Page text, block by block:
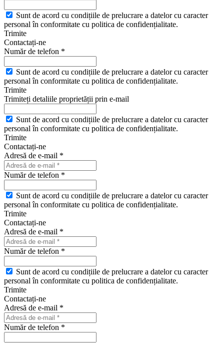
Sunt de acord cu condițiile de prelucrare a datelor cu caracter
personal în conformitate cu politica de confidențialitate.
Trimite
Contactați-ne
Număr de telefon *
Sunt de acord cu condițiile de prelucrare a datelor cu caracter
personal în conformitate cu politica de confidențialitate.
Trimite
Trimiteți detaliile proprietății prin e-mail
Sunt de acord cu condițiile de prelucrare a datelor cu caracter
personal în conformitate cu politica de confidențialitate.
Trimite
Contactați-ne
Adresă de e-mail *
Număr de telefon *
Sunt de acord cu condițiile de prelucrare a datelor cu caracter
personal în conformitate cu politica de confidențialitate.
Trimite
Contactați-ne
Adresă de e-mail *
Număr de telefon *
Sunt de acord cu condițiile de prelucrare a datelor cu caracter
personal în conformitate cu politica de confidențialitate.
Trimite
Contactați-ne
Adresă de e-mail *
Număr de telefon *